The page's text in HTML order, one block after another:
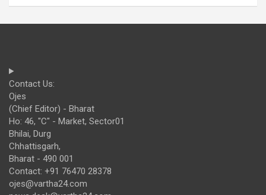
Contact Us:
Ojes
(Chief Editor) - Bharat
Ho: 46, "C" - Market, Sector01
Bhilai, Durg
Chhattisgarh,
Bharat - 490 001
Contact: +91 76470 28378
ojes@vartha24.com